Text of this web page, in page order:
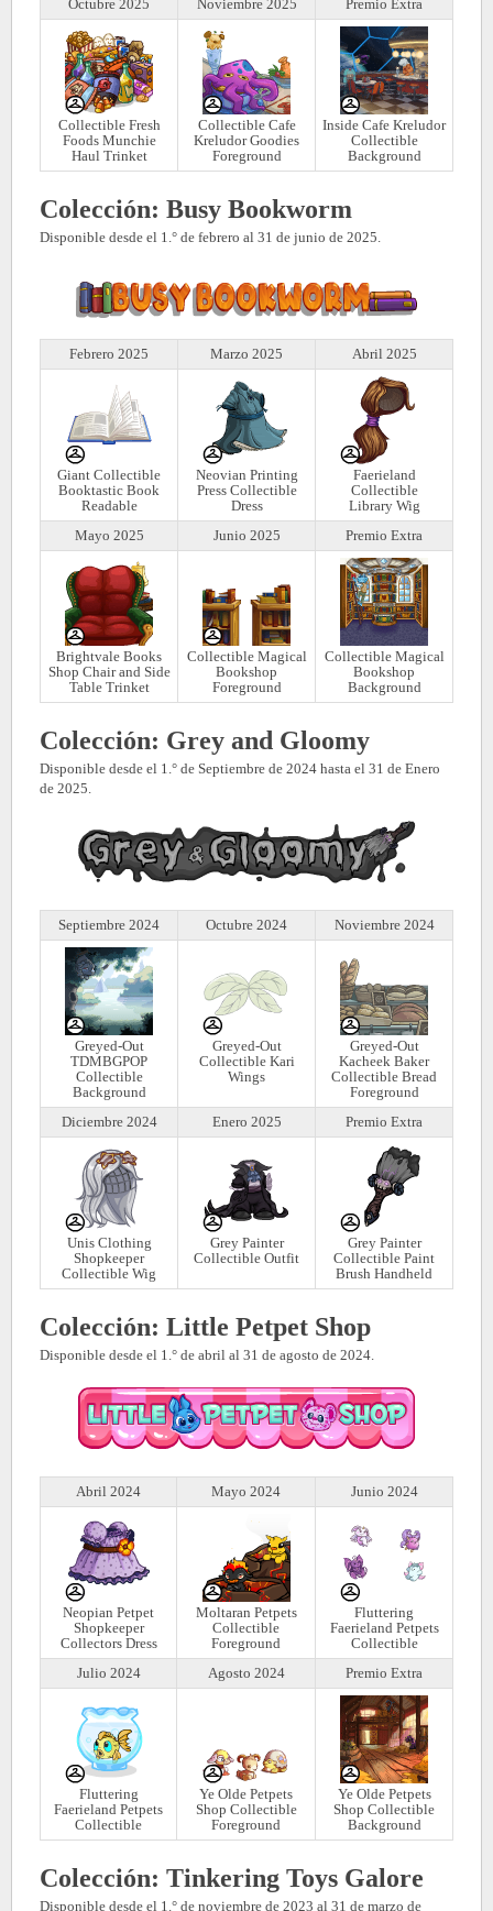
Octubre 2025 Noviembre 2025 Premio Extra
Collectible Fresh
Foods Munchie
Haul Trinket
Collectible Cafe
Kreludor Goodies
Foreground
Inside Cafe Kreludor
Collectible
Background
Colección: Busy Bookworm
Disponible desde el 1.° de febrero al 31 de junio de 2025.
Febrero 2025 Marzo 2025 Abril 2025
Giant Collectible
Booktastic Book
Readable
Neovian Printing
Press Collectible
Dress
Faerieland
Collectible
Library Wig
Mayo 2025
Junio 2025 Premio Extra
Brightvale Books
Shop Chair and Side
Table Trinket
Collectible Magical
Bookshop
Foreground
Collectible Magical
Bookshop
Background
Colección: Grey and Gloomy
Disponible desde el 1.° de Septiembre de 2024 hasta el 31 de Enero
de 2025.
Septiembre 2024 Octubre 2024 Noviembre 2024
Greyed-Out
TDMBGPOP
Collectible
Background
Greyed-Out
Collectible Kari
Wings
Greyed-Out
Kacheek Baker
Collectible Bread
Foreground
Diciembre 2024
Enero 2025 Premio Extra
Unis Clothing
Shopkeeper
Collectible Wig
Grey Painter
Collectible Outfit
Grey Painter
Collectible Paint
Brush Handheld
Colección: Little Petpet Shop
Disponible desde el 1.° de abril al 31 de agosto de 2024.
Abril 2024 Mayo 2024 Junio 2024
Neopian Petpet
Shopkeeper
Collectors Dress
Moltaran Petpets
Collectible
Foreground
Fluttering
Faerieland Petpets
Collectible
Julio 2024
Agosto 2024 Premio Extra
Fluttering
Faerieland Petpets
Collectible
Ye Olde Petpets
Shop Collectible
Foreground
Ye Olde Petpets
Shop Collectible
Background
Colección: Tinkering Toys Galore
Disponible desde el 1.° de noviembre de 2023 al 31 de marzo de